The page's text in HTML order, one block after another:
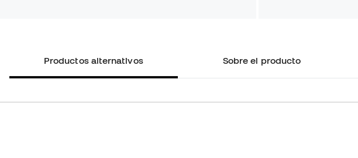
Productos alternativos Sobre el producto